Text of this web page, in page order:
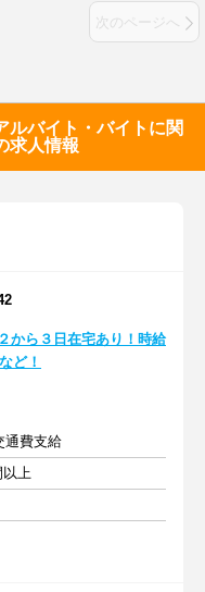
次のページへ
ルバイト・バイトに関
求人情報
から３日在宅あり！時給
ど！
通費支給
以上